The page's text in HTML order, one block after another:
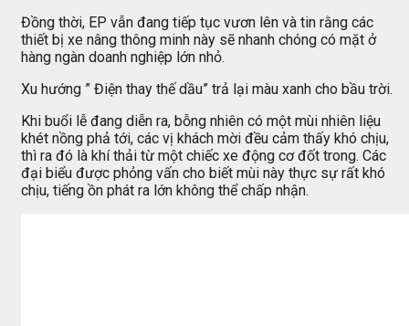
Đồng thời, EP vẫn đang tiếp tục vươn lên và tin rằng các
thiết bị xe nâng thông minh này sẽ nhanh chóng có mặt ở
hàng ngàn doanh nghiệp lớn nhỏ.
Xu hướng ” Điện thay thế dầu” trả lại màu xanh cho bầu trời.
Khi buổi lễ đang diễn ra, bỗng nhiên có một mùi nhiên liệu
khét nồng phả tới, các vị khách mời đều cảm thấy khó chịu,
thì ra đó là khí thải từ một chiếc xe động cơ đốt trong. Các
đại biểu được phỏng vấn cho biết mùi này thực sự rất khó
chịu, tiếng ồn phát ra lớn không thể chấp nhận.